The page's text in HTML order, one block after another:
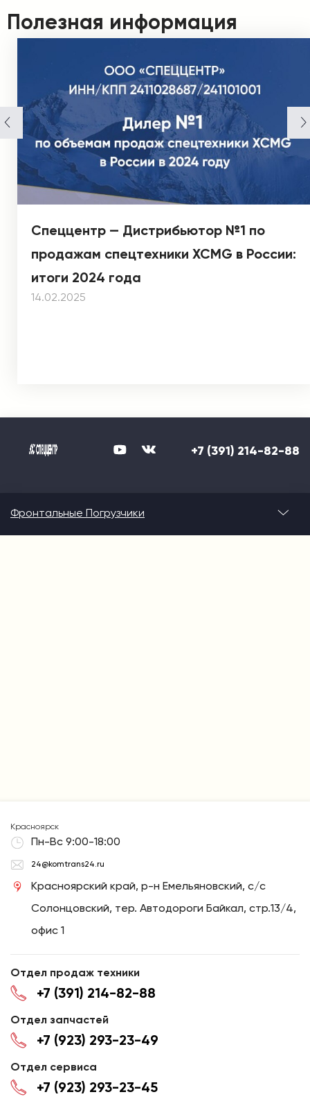
Полезная информация
Спеццентр — Дистрибьютор №1 по
продажам спецтехники XCMG в России:
итоги 2024 года
14.02.2025
+7 (391) 214-82-88
Фронтальные Погрузчики
Красноярск
Пн-Вс 9:00-18:00
24@komtrans24.ru
Красноярский край, р-н Емельяновский, с/с
Солонцовский, тер. Автодороги Байкал, стр.13/4,
офис 1
Отдел продаж техники
+7 (391) 214-82-88
Отдел запчастей
+7 (923) 293-23-49
Отдел сервиса
+7 (923) 293-23-45